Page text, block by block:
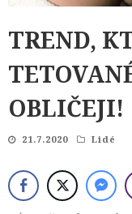
TREND,
OBLIČEJI!
21.7.2020 Lidé